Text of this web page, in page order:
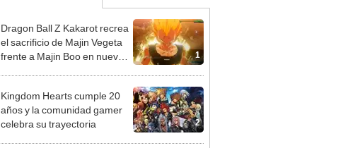
1
Dragon Ball Z Kakarot recrea
el sacrificio de Majin Vegeta
frente a Majin Boo en nuevo
2
Kingdom Hearts cumple 20
años y la comunidad gamer
celebra su trayectoria